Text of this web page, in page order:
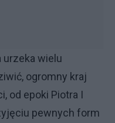
urzeka wielu
ogromny kraj
od epoki Piotra I
pewnych form